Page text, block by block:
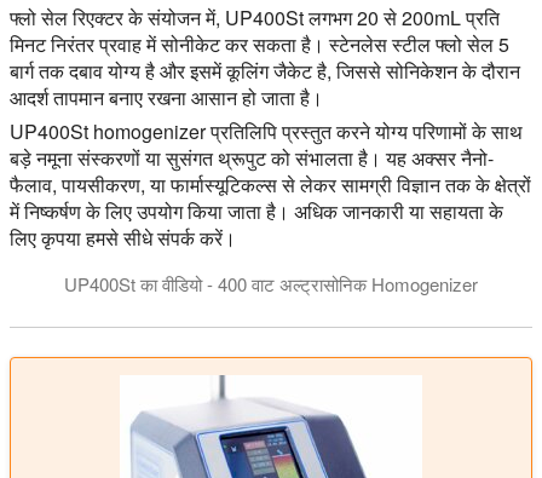
फ्लो सेल रिएक्टर के संयोजन में, UP400St लगभग 20 से 200mL प्रति
मिनट निरंतर प्रवाह में सोनीकेट कर सकता है। स्टेनलेस स्टील फ्लो सेल 5
बार्ग तक दबाव योग्य है और इसमें कूलिंग जैकेट है, जिससे सोनिकेशन के दौरान
आदर्श तापमान बनाए रखना आसान हो जाता है।
UP400St homogenizer प्रतिलिपि प्रस्तुत करने योग्य परिणामों के साथ
बड़े नमूना संस्करणों या सुसंगत थ्रूपुट को संभालता है। यह अक्सर नैनो-
फैलाव, पायसीकरण, या फार्मास्यूटिकल्स से लेकर सामग्री विज्ञान तक के क्षेत्रों
में निष्कर्षण के लिए उपयोग किया जाता है। अधिक जानकारी या सहायता के
लिए कृपया हमसे सीधे संपर्क करें।
UP400St का वीडियो - 400 वाट अल्ट्रासोनिक Homogenizer